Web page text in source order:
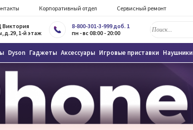
Корпоративный отдел Сервисный ремонт
Виктория
д.29, 1-й этаж
8-800-301-3-999 доб. 1
пн - вс 08:00 - 20:00
Dyson Гаджеты Аксессуары Игровые приставки Наушники